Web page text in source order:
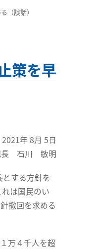
（談話）
策を早
2021年 8月 5日
長 石川 敏明
する方針を
は国民のい
撤回を求める
万４千人を超